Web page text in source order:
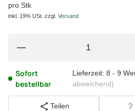
pro Stk
inkl. 19% USt. zzgl. Versand
Sofort
bestellbar
Lieferzeit: 8 - 9
abweichend)
Teilen